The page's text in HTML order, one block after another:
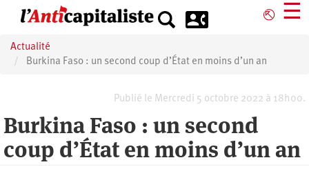
principal
⎋ ☰
Actualité
Burkina Faso : un second coup d’État en moins d’un an
Publié le Mercredi 5 octobre 2022 à 18h00.
Burkina Faso : un second
coup d’État en moins d’un an